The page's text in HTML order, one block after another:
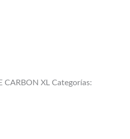
CARBON XL Categorías: